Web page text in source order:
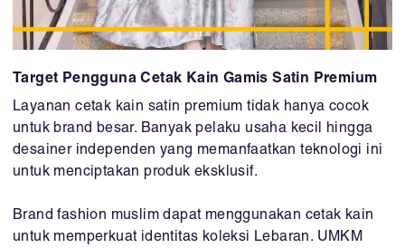
Target Pengguna Cetak Kain Gamis Satin Premium
Layanan cetak kain satin premium tidak hanya cocok
untuk brand besar. Banyak pelaku usaha kecil hingga
desainer independen yang memanfaatkan teknologi ini
untuk menciptakan produk eksklusif.
Brand fashion muslim dapat menggunakan cetak kain
untuk memperkuat identitas koleksi Lebaran. UMKM